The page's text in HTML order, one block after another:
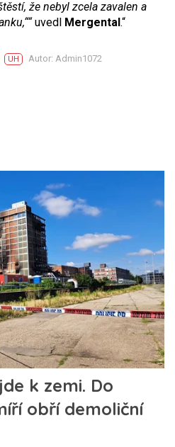
že nebyl zcela zavalen a
uvedl Mergental.“
UH Autor: Admin1072